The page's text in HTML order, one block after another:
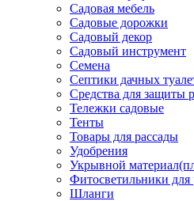
Садовая мебель
Садовые дорожки
Садовый декор
Садовый инструмент
Семена
Септики дачных
Средства для защиты
Тележки садовые
Тенты
Товары для рассады
Удобрения
Укрывной
Фитосветильники для
Шланги